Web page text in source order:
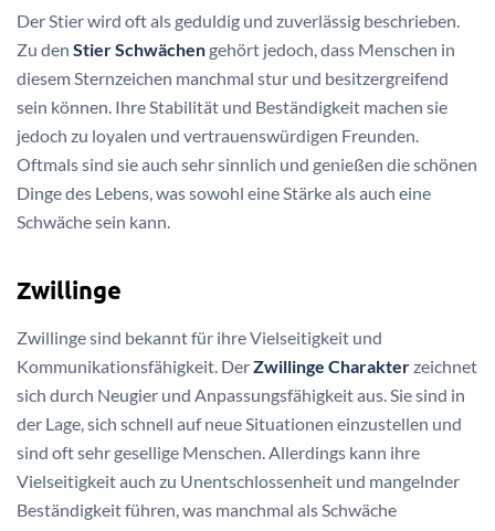
Der Stier wird oft als geduldig und zuverlässig beschrieben.
Zu den Stier Schwächen gehört jedoch, dass Menschen in
diesem Sternzeichen manchmal stur und besitzergreifend
sein können. Ihre Stabilität und Beständigkeit machen sie
jedoch zu loyalen und vertrauenswürdigen Freunden.
Oftmals sind sie auch sehr sinnlich und genießen die schönen
Dinge des Lebens, was sowohl eine Stärke als auch eine
Schwäche sein kann.
Zwillinge
Zwillinge sind bekannt für ihre Vielseitigkeit und
Kommunikationsfähigkeit. DerZwillinge Charakterzeichnet
sich durch Neugier und Anpassungsfähigkeit aus. Sie sind in
der Lage, sich schnell auf neue Situationen einzustellen und
sind oft sehr gesellige Menschen. Allerdings kann ihre
Vielseitigkeit auch zu Unentschlossenheit und mangelnder
Beständigkeit führen, was manchmal als Schwäche